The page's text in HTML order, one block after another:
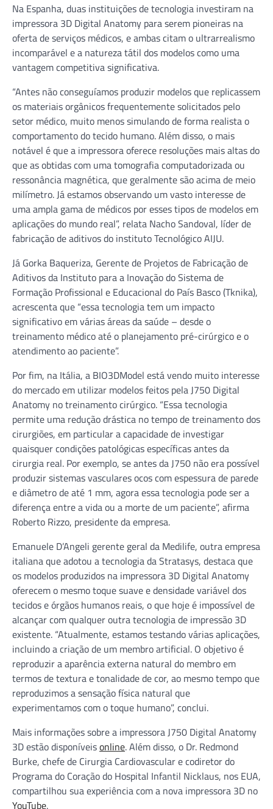
Na Espanha, duas instituições de tecnologia investiram na
impressora 3D Digital Anatomy para serem pioneiras na
oferta de serviços médicos, e ambas citam o ultrarrealismo
incomparável e a natureza tátil dos modelos como uma
vantagem competitiva significativa.
“Antes não conseguíamos produzir modelos que replicassem
os materiais orgânicos frequentemente solicitados pelo
setor médico, muito menos simulando de forma realista o
comportamento do tecido humano. Além disso, o mais
notável é que a impressora oferece resoluções mais altas do
que as obtidas com uma tomografia computadorizada ou
ressonância magnética, que geralmente são acima de meio
milímetro. Já estamos observando um vasto interesse de
uma ampla gama de médicos por esses tipos de modelos em
aplicações do mundo real”, relata Nacho Sandoval, líder de
fabricação de aditivos do instituto Tecnológico AIJU.
Já Gorka Baqueriza, Gerente de Projetos de Fabricação de
Aditivos da Instituto para a Inovação do Sistema de
Formação Profissional e Educacional do País Basco (Tknika),
acrescenta que “essa tecnologia tem um impacto
significativo em várias áreas da saúde – desde o
treinamento médico até o planejamento pré-cirúrgico e o
atendimento ao paciente”.
Por fim, na Itália, a BIO3DModel está vendo muito interesse
do mercado em utilizar modelos feitos pela J750 Digital
Anatomy no treinamento cirúrgico. “Essa tecnologia
permite uma redução drástica no tempo de treinamento dos
cirurgiões, em particular a capacidade de investigar
quaisquer condições patológicas específicas antes da
cirurgia real. Por exemplo, se antes da J750 não era possível
produzir sistemas vasculares ocos com espessura de parede
e diâmetro de até 1 mm, agora essa tecnologia pode ser a
diferença entre a vida ou a morte de um paciente”, afirma
Roberto Rizzo, presidente da empresa.
Emanuele D’Angeli gerente geral da Medilife, outra empresa
italiana que adotou a tecnologia da Stratasys, destaca que
os modelos produzidos na impressora 3D Digital Anatomy
oferecem o mesmo toque suave e densidade variável dos
tecidos e órgãos humanos reais, o que hoje é impossível de
alcançar com qualquer outra tecnologia de impressão 3D
existente. “Atualmente, estamos testando várias aplicações,
incluindo a criação de um membro artificial. O objetivo é
reproduzir a aparência externa natural do membro em
termos de textura e tonalidade de cor, ao mesmo tempo que
reproduzimos a sensação física natural que
experimentamos com o toque humano”, conclui.
Mais informações sobre a impressora J750 Digital Anatomy
3D estão disponíveisonline. Além disso, o Dr. Redmond
Burke, chefe de Cirurgia Cardiovascular e codiretor do
Programa do Coração do Hospital Infantil Nicklaus, nos EUA,
compartilhou sua experiência com a nova impressora 3D no
YouTube.